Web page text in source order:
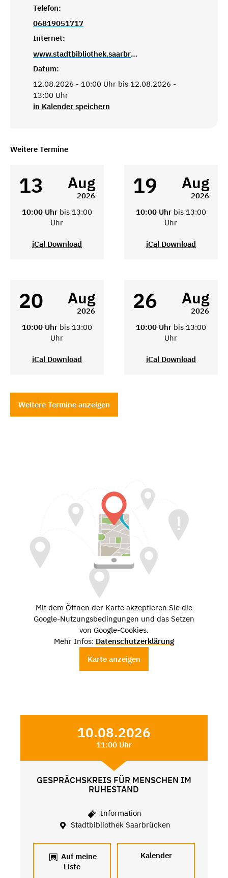
Telefon:
06819051717
Internet:
www.stadtbibliothek.saarbruecken.de
Datum:
12.08.2026 - 10:00 Uhr bis 12.08.2026 -
13:00 Uhr
in Kalender speichern
Weitere Termine
13 Aug
2026
10:00 Uhr bis 13:00
Uhr
iCal Download
19 Aug
2026
10:00 Uhr bis 13:00
Uhr
iCal Download
20 Aug
2026
10:00 Uhr bis 13:00
Uhr
iCal Download
26 Aug
2026
10:00 Uhr bis 13:00
Uhr
iCal Download
Weitere Termine anzeigen
Mit dem Öffnen der Karte akzeptieren Sie die
Google-Nutzungsbedingungen und das Setzen
von Google-Cookies.
Mehr Infos: Datenschutzerklärung
Karte anzeigen
10.08.2026
11:00 Uhr
GESPRÄCHSKREIS FÜR MENSCHEN IM
RUHESTAND
Information
Stadtbibliothek Saarbrücken
Auf meine
Liste
Kalender